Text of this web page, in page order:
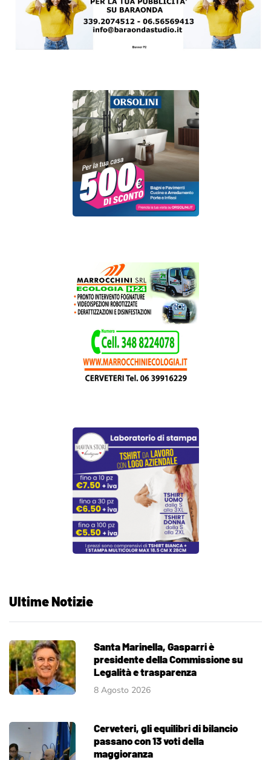
Ultime Notizie
Santa Marinella, Gasparri è
presidente della Commissione su
Legalità e trasparenza
8 Agosto 2026
Cerveteri, gli equilibri di bilancio
passano con 13 voti della
maggioranza